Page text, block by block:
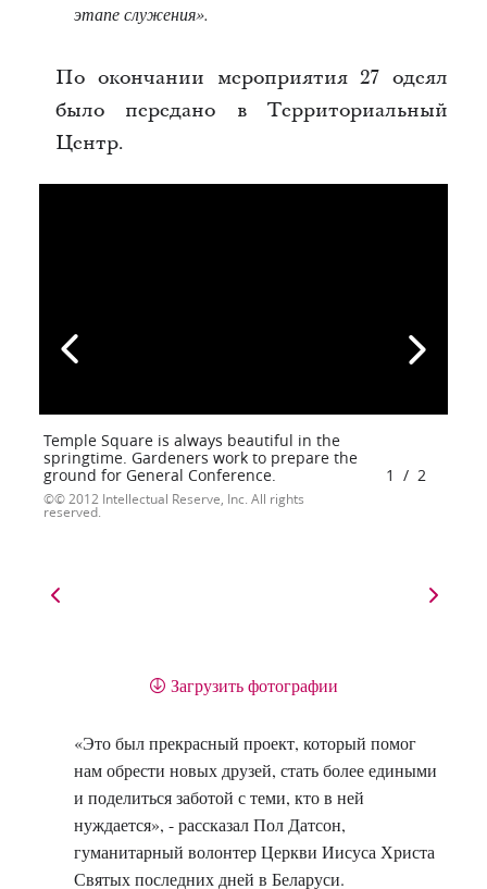
этапе служения».
По окончании мероприятия 27 одеял
было передано в Территориальный
Центр.
Temple Square is always beautiful in the
springtime. Gardeners work to prepare the
ground for General Conference.
© 2012 Intellectual Reserve, Inc. All rights
reserved.
1 / 2
Загрузить фотографии
«Это был прекрасный проект, который помог
нам обрести новых друзей, стать более едиными
и поделиться заботой с теми, кто в ней
нуждается», - рассказал Пол Датсон,
гуманитарный волонтер Церкви Иисуса Христа
Святых последних дней в Беларуси.